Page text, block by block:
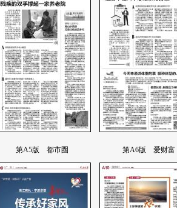
第A5版 都市圈 第A6版 爱财富